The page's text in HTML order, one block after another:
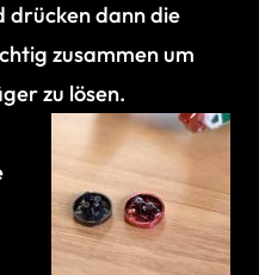
drücken dann die
zusammen um
zu lösen.